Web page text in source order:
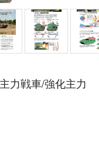
力戦車/強化主力